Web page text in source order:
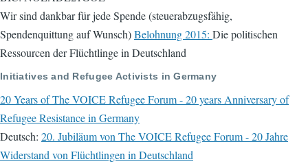
Wir sind dankbar für jede Spende (steuerabzugsfähig,
Spendenquittung auf Wunsch)Belohnung 2015: Die politischen
Ressourcen der Flüchtlinge in Deutschland
Initiatives and Refugee Activists in Germany
20 Years of The VOICE Refugee Forum - 20 years Anniversary of
Refugee Resistance in Germany
Deutsch: 20. Jubiläum von The VOICE Refugee Forum - 20 Jahre
Widerstand von Flüchtlingen in Deutschland